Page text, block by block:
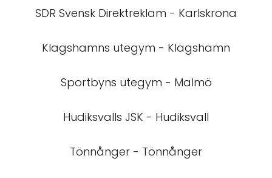
SDR Svensk Direktreklam - Karlskrona
Klagshamns utegym - Klagshamn
Sportbyns utegym - Malmö
Hudiksvalls JSK - Hudiksvall
Tönnånger - Tönnånger